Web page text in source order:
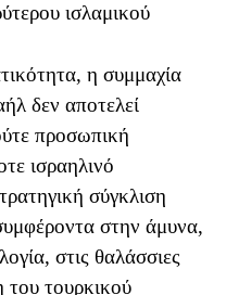
ισλαμικού
η συμμαχία
δεν αποτελεί
προσωπική
ισραηλινό
σύγκλιση
στην άμυνα,
στις θαλάσσιες
του τουρκικού